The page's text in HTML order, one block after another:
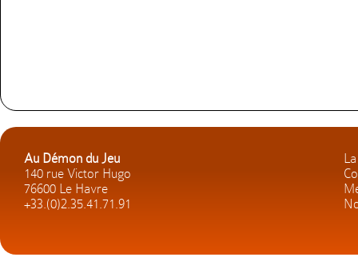
Au Démon du Jeu
140 rue Victor Hugo
76600 Le Havre
+33.(0)2.35.41.71.91